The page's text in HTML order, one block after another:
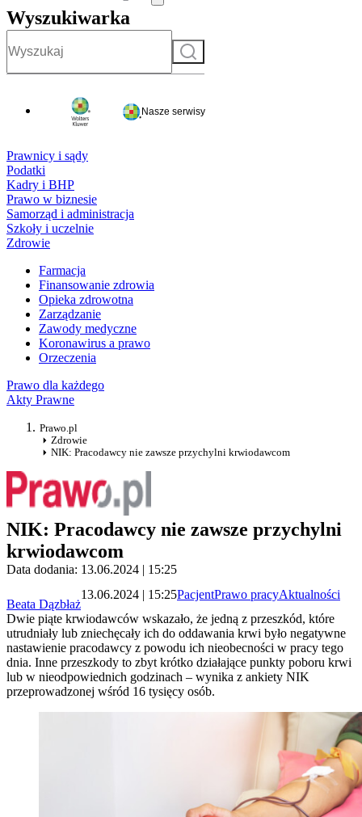
Wyszukiwarka
Szukaj
Nasze serwisy
Prawnicy i sądy
Podatki
Kadry i BHP
Prawo w biznesie
Samorząd i administracja
Szkoły i uczelnie
Zdrowie
Farmacja
Finansowanie zdrowia
Opieka zdrowotna
Zarządzanie
Zawody medyczne
Koronawirus a prawo
Orzeczenia
Prawo dla każdego
Akty Prawne
Prawo.pl
Zdrowie
NIK: Pracodawcy nie zawsze przychylni krwiodawcom
NIK: Pracodawcy nie zawsze przychylni
krwiodawcom
Data dodania: 13.06.2024 | 15:25
Beata Dązbłaż
13.06.2024 | 15:25PacjentPrawo pracyAktualności
Dwie piąte krwiodawców wskazało, że jedną z przeszkód, które
utrudniały lub zniechęcały ich do oddawania krwi było negatywne
nastawienie pracodawcy z powodu ich nieobecności w pracy tego
dnia. Inne przeszkody to zbyt krótko działające punkty poboru krwi
lub w nieodpowiednich godzinach – wynika z ankiety NIK
przeprowadzonej wśród 16 tysięcy osób.